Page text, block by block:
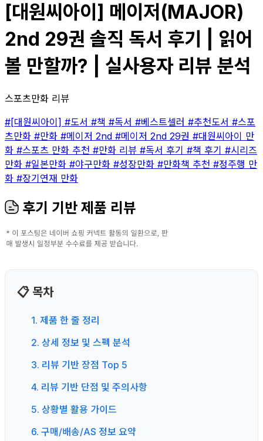
[대원씨아이] 메이저(MAJOR)
2nd 29권 솔직 독서 후기 | 읽어
볼 만할까? | 실사용자 리뷰 분석
스포츠만화 리뷰
#[대원씨아이] #도서 #책 #독서 #베스트셀러 #추천도서 #스포
츠만화 #만화 #메이저 2nd #메이저 2nd 29권 #대원씨아이 만
화 #스포츠 만화 추천 #만화 리뷰 #독서 후기 #책 후기 #시리즈
만화 #일본만화 #야구만화 #성장만화 #만화책 추천 #정주행 만
화 #장기연재 만화
후기 기반 제품 리뷰
📋 목차
1. 제품 한 줄 정리
2. 상세 정보 및 스펙 분석
3. 리뷰 기반 장점 Top 5
4. 리뷰 기반 단점 및 주의사항
5. 상황별 활용 가이드
6. 구매/배송/AS 정보 요약